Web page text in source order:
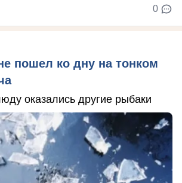
0
пошел ко дну на тонком
оказались другие рыбаки